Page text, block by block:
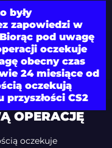
były
zapowiedzi w
pod uwagę
oczekuje
obecny czas
24 miesiące od
oczekują
CS2
OPERACJĘ
oczekuje